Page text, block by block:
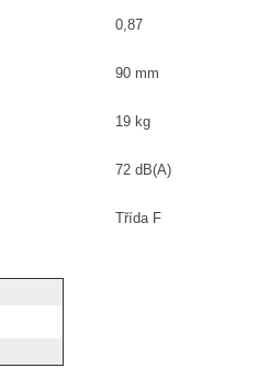
0,87
90 mm
19 kg
72 dB(A)
Třída F